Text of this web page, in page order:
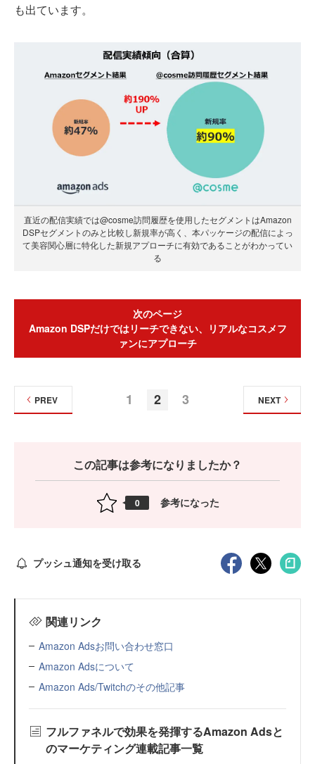
も出ています。
直近の配信実績では@cosme訪問履歴を使用したセグメントはAmazon
DSPセグメントのみと比較し新規率が高く、本パッケージの配信によっ
て美容関心層に特化した新規アプローチに有効であることがわかってい
る
次のページ
Amazon DSPだけではリーチできない、リアルなコスメフ
ァンにアプローチ
1 2 3
PREV NEXT
この記事は参考になりましたか？
0 参考になった
プッシュ通知を受け取る
関連リンク
Amazon Adsお問い合わせ窓口
Amazon Adsについて
Amazon Ads/Twitchのその他記事
フルファネルで効果を発揮するAmazon Adsと
のマーケティング連載記事一覧